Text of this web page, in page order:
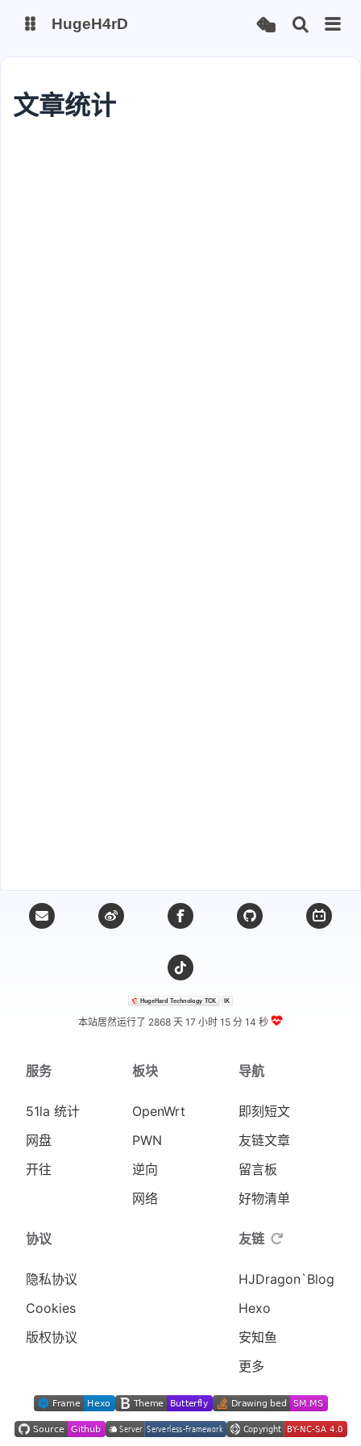
云盘备线
HugeH4rD
文章统计
本站居然运行了 2868 天17 小时 15 分 14 秒
服务
51la 统计
网盘
开往
板块
OpenWrt
PWN
逆向
网络
导航
即刻短文
友链文章
留言板
好物清单
协议
隐私协议
Cookies
版权协议
友链
HJDragon`Blog
Hexo
安知鱼
更多